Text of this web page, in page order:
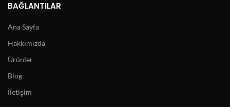
BAĞLANTILAR
Ana Sayfa
Hakkımızda
Ürünler
Blog
İletişim